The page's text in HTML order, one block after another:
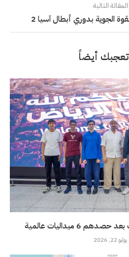
المقالة التالية
الجوية بدوري أبطال آسيا 2
أيضاً
6 ميداليات عالمية
يوليو 22, 2026